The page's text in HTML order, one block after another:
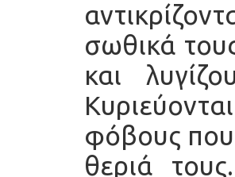
σωθικά
και
φόβους που
θεριά